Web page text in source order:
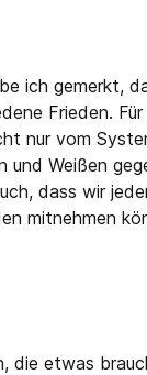
ich gemerkt,
Frieden.
nur vom
Weißen
dass wir
mitnehmen
die etwas